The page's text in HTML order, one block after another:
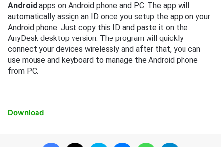
Android apps on Android phone and PC. The app will
automatically assign an ID once you setup the app on your
Android phone. Just copy this ID and paste it on the
AnyDesk desktop version. The program will quickly
connect your devices wirelessly and after that, you can
use mouse and keyboard to manage the Android phone
from PC.
Download
Facebook Skype MessengerWhatsApp